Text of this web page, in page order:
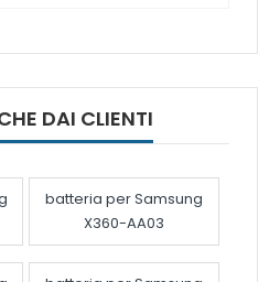
DAI CLIENTI
batteria per Samsung
X360-AA03